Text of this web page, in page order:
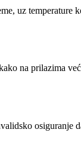
uz
na prilazima
osiguranje